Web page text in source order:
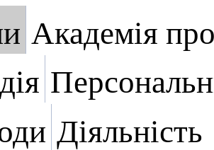
Академія
Діяльність